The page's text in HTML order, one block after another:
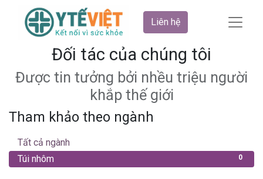
Liên hệ
Đối tác của chúng tôi
Được tin tưởng bởi nhều triệu người
khắp thế giới
Tham khảo theo ngành
Tất cả ngành
0
Túi nhôm